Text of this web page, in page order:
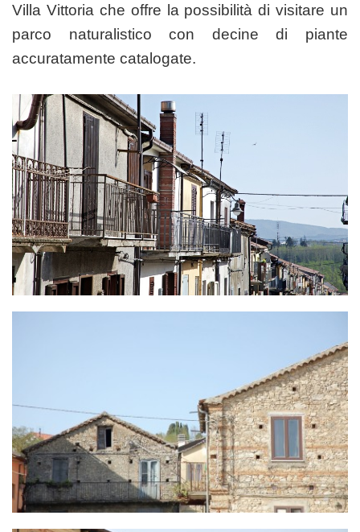
Villa Vittoria che offre la possibilità di visitare un
parco naturalistico con decine di piante
accuratamente catalogate.